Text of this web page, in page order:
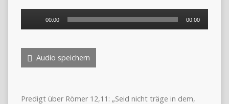
00:00 00:00
Audio speichern
Predigt über Römer 12,11: „Seid nicht träge in dem,